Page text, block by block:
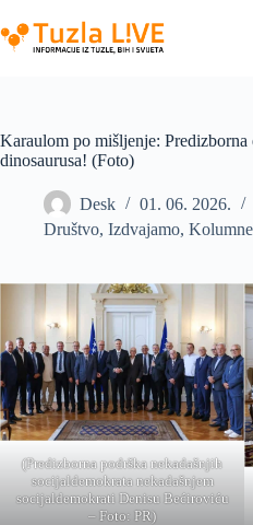
to
content
Karaulom po mišljenje: Predizborna
dinosaurusa! (Foto)
Desk
01. 06. 2026.
Društvo, Izdvajamo, Kolumne
(Predizborna podrška nekadašnjih
socijaldemokrata nekadašnjem
socijaldemokrati Denisu Bećiroviću
– Foto: PR)